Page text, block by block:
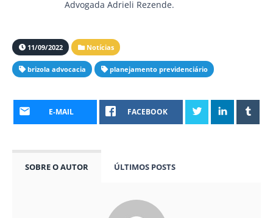
Advogada Adrieli Rezende.
11/09/2022 Notícias
brizola advocacia planejamento previdenciário
E-MAIL FACEBOOK
SOBRE O AUTOR ÚLTIMOS POSTS